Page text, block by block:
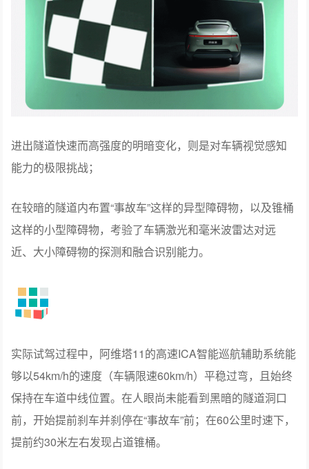
进出隧道快速而高强度的明暗变化，则是对车辆视觉感知
能力的极限挑战；
在较暗的隧道内布置“事故车”这样的异型障碍物，以及锥桶
这样的小型障碍物，考验了车辆激光和毫米波雷达对远
近、大小障碍物的探测和融合识别能力。
实际试驾过程中，阿维塔11的高速ICA智能巡航辅助系统能
够以54km/h的速度（车辆限速60km/h）平稳过弯，且始终
保持在车道中线位置。在人眼尚未能看到黑暗的隧道洞口
前，开始提前刹车并刹停在“事故车”前；在60公里时速下，
提前约30米左右发现占道锥桶。